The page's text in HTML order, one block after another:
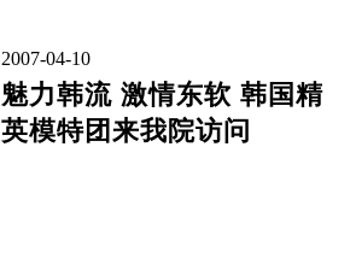
2007-04-10
魅力韩流 激情东软 韩国精
英模特团来我院访问